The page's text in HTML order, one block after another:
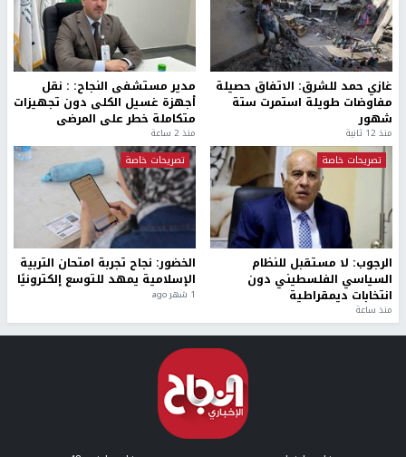
غازي حمد للشرق: الاتفاق حصيلة
مفاوضات طويلة استمرت ستة
شهور
منذ 12 ثانية
مدير مستشفى النجاح: : نقل
أجهزة غسيل الكلى دون تجهيزات
متكاملة خطر على المرضى
منذ 2 ساعة
تصريحات خاصة
الرجوب: لا مستقبل للنظام
السياسي الفلسطيني دون
انتخابات ديمقراطية
منذ ساعة
تصريحات خاصة
الخضور: نجاح تجربة امتحان التربية
الإسلامية يمهد للتوسع إلكترونيًا
1 شهر ago